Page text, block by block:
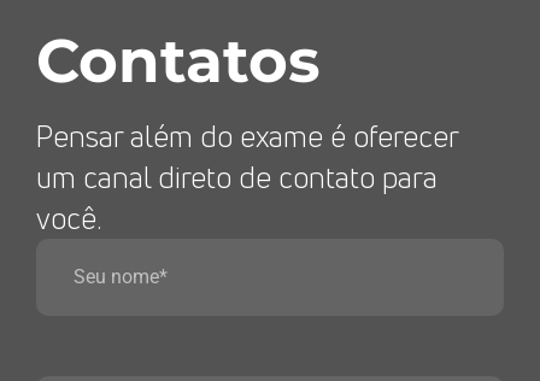
Contatos
Pensar além do exame é oferecer
um canal direto de contato para
você.